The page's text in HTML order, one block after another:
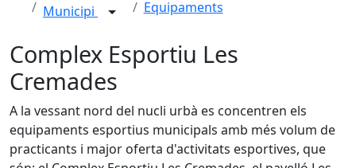
Municipi Equipaments
Complex Esportiu Les
Cremades
A la vessant nord del nucli urbà es concentren els
equipaments esportius municipals amb més volum de
practicants i major oferta d'activitats esportives, que